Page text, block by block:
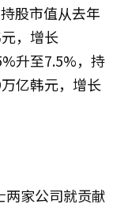
股市值从去年
，增长
升至7.5%，持
亿韩元，增长
两家公司就贡献